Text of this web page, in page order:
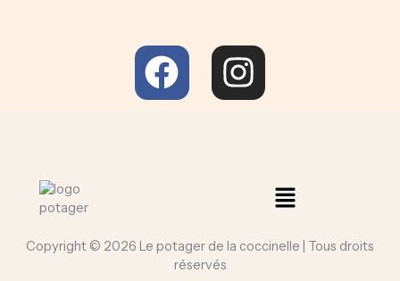
F
a
o
o
I
n
r
Menu
Copyright © 2026 Le potager de la coccinelle | Tous droits
réservés